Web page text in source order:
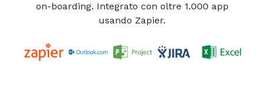
on-boarding. Integrato con oltre 1.000 app
usando Zapier.